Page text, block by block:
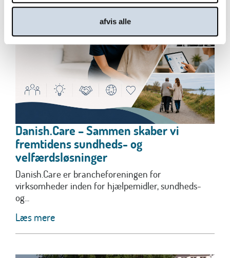
afvis alle
Danish.Care – Sammen skaber vi
fremtidens sundheds- og
velfærdsløsninger
Danish.Care er brancheforeningen for
virksomheder inden for hjælpemidler, sundheds-
og...
Læs mere